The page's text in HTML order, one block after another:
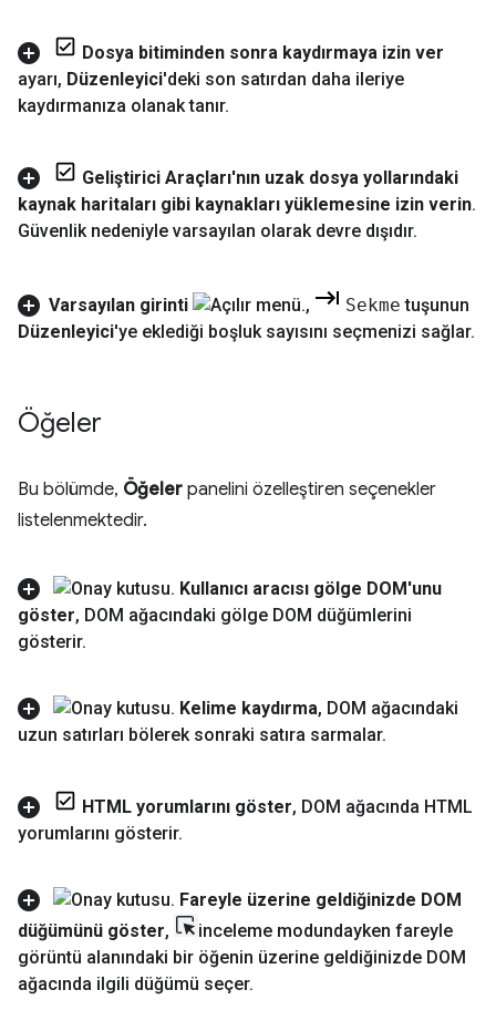
Dosya bitiminden sonra kaydırmaya izin ver
ayarı, Düzenleyici'deki son satırdan daha ileriye
kaydırmanıza olanak tanır.
Geliştirici Araçları'nın uzak dosya yollarındaki
kaynak haritaları gibi kaynakları yüklemesine izin verin.
Güvenlik nedeniyle varsayılan olarak devre dışıdır.
Varsayılan girinti , Sekme tuşunun
Düzenleyici'ye eklediği boşluk sayısını seçmenizi sağlar.
Öğeler
Bu bölümde, Öğeler panelini özelleştiren seçenekler
listelenmektedir.
Kullanıcı aracısı gölge DOM'unu
göster, DOM ağacındaki gölge DOM düğümlerini
gösterir.
Kelime kaydırma, DOM ağacındaki
uzun satırları bölerek sonraki satıra sarmalar.
HTML yorumlarını göster, DOM ağacında HTML
yorumlarını gösterir.
Fareyle üzerine geldiğinizde DOM
düğümünü göster,
inceleme modundayken fareyle
görüntü alanındaki bir öğenin üzerine geldiğinizde DOM
ağacında ilgili düğümü seçer.